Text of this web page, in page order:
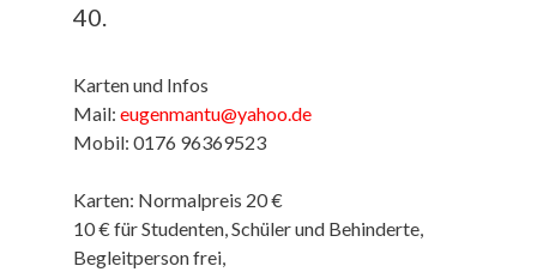
40.
Karten und Infos
Mail:eugenmantu@yahoo.de
Mobil: 0176 96369523
Karten: Normalpreis 20 €
10 € für Studenten, Schüler und Behinderte,
Begleitperson frei,